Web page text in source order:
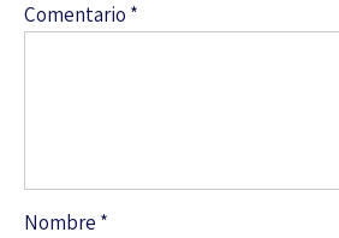
Comentario *
Nombre *